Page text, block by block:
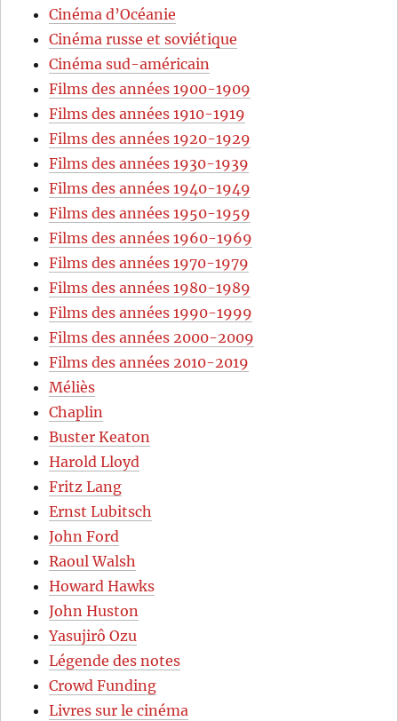
Cinéma d’Océanie
Cinéma russe et soviétique
Cinéma sud-américain
Films des années 1900-1909
Films des années 1910-1919
Films des années 1920-1929
Films des années 1930-1939
Films des années 1940-1949
Films des années 1950-1959
Films des années 1960-1969
Films des années 1970-1979
Films des années 1980-1989
Films des années 1990-1999
Films des années 2000-2009
Films des années 2010-2019
Méliès
Chaplin
Buster Keaton
Harold Lloyd
Fritz Lang
Ernst Lubitsch
John Ford
Raoul Walsh
Howard Hawks
John Huston
Yasujirô Ozu
Légende des notes
Crowd Funding
Livres sur le cinéma